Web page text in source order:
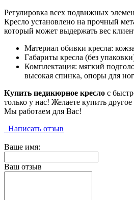
Регулировка всех подвижных
Кресло установлено на прочный
который может выдержать вес
Материал обивки кресла:
Габариты кресла (без
Комплектация: мягкий
высокая спинка, опоры для
Купить педикюрное кресло с
только у нас! Желаете купить
Мы работаем для Вас!
Написать отзыв
Ваше имя:
Ваш отзыв